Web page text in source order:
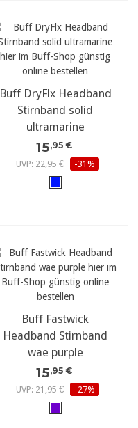
Buff DryFlx Headband
Stirnband solid
ultramarine
15,95 €
UVP: 22,95 €
-31%
Buff Fastwick
Headband Stirnband
wae purple
15,95 €
UVP: 21,95 €
-27%